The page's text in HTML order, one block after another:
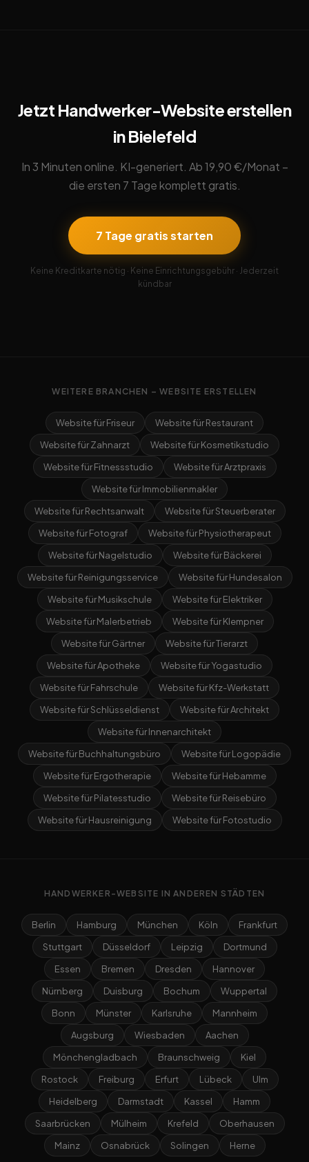
Jetzt Handwerker-Website erstellen
in Bielefeld
In 3 Minuten online. KI-generiert. Ab 19,90 €/Monat –
die ersten 7 Tage komplett gratis.
7 Tage gratis starten
Keine Kreditkarte nötig · Keine Einrichtungsgebühr · Jederzeit
kündbar
WEITERE BRANCHEN – WEBSITE ERSTELLEN
Website für Friseur
Website für Restaurant
Website für Zahnarzt
Website für Kosmetikstudio
Website für Fitnessstudio
Website für Arztpraxis
Website für Immobilienmakler
Website für Rechtsanwalt
Website für Steuerberater
Website für Fotograf
Website für Physiotherapeut
Website für Nagelstudio
Website für Bäckerei
Website für Reinigungsservice
Website für Hundesalon
Website für Musikschule
Website für Elektriker
Website für Malerbetrieb
Website für Klempner
Website für Gärtner
Website für Tierarzt
Website für Apotheke
Website für Yogastudio
Website für Fahrschule
Website für Kfz-Werkstatt
Website für Schlüsseldienst
Website für Architekt
Website für Innenarchitekt
Website für Buchhaltungsbüro
Website für Logopädie
Website für Ergotherapie
Website für Hebamme
Website für Pilatesstudio
Website für Reisebüro
Website für Hausreinigung
Website für Fotostudio
HANDWERKER-WEBSITE IN ANDEREN STÄDTEN
Berlin Hamburg München Köln
Frankfurt
Stuttgart
Düsseldorf Leipzig
Dortmund
Essen
Bremen Dresden
Hannover
Nürnberg
Duisburg Bochum
Wuppertal
Bonn
Münster Karlsruhe
Mannheim
Augsburg
Wiesbaden
Aachen
Mönchengladbach
Braunschweig
Kiel
Rostock
Freiburg Erfurt Lübeck
Ulm
Heidelberg
Darmstadt Kassel
Hamm
Saarbrücken
Mülheim Krefeld
Oberhausen
Mainz
Osnabrück Solingen Herne